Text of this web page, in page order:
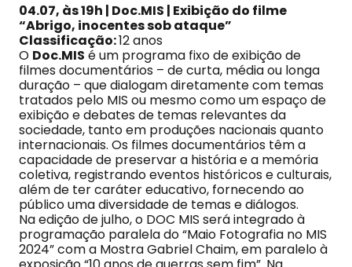
04.07, às 19h | Doc.MIS | Exibição do filme
“Abrigo, inocentes sob ataque”
Classificação:12 anos
O Doc.MIS é um programa fixo de exibição de
filmes documentários – de curta, média ou longa
duração – que dialogam diretamente com temas
tratados pelo MIS ou mesmo como um espaço de
exibição e debates de temas relevantes da
sociedade, tanto em produções nacionais quanto
internacionais. Os filmes documentários têm a
capacidade de preservar a história e a memória
coletiva, registrando eventos históricos e culturais,
além de ter caráter educativo, fornecendo ao
público uma diversidade de temas e diálogos.
Na edição de julho, o DOC MIS será integrado à
programação paralela do “Maio Fotografia no MIS
2024” com a Mostra Gabriel Chaim, em paralelo à